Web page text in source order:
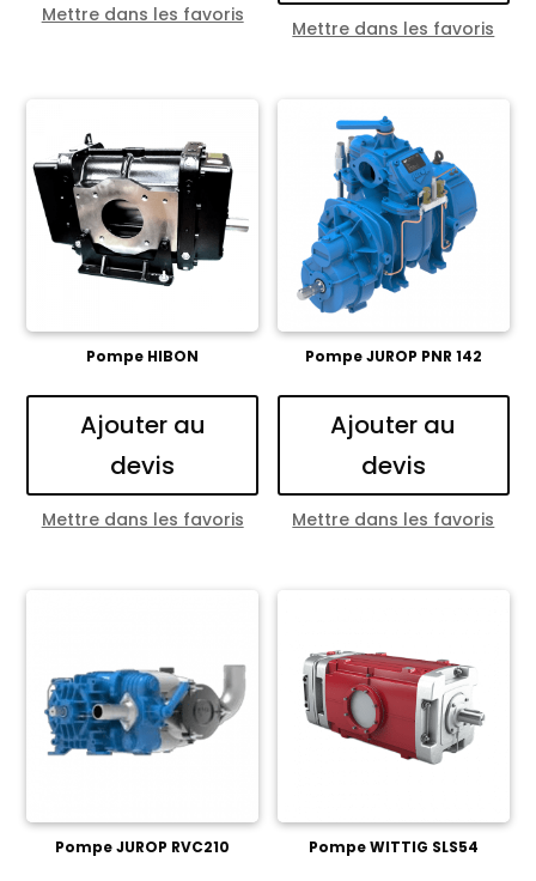
Mettre dans les favoris
Mettre dans les favoris
Pompe HIBON
Ajouter au
devis
Mettre dans les favoris
Pompe JUROP PNR 142
Ajouter au
devis
Mettre dans les favoris
Pompe JUROP RVC210 Pompe WITTIG SLS54